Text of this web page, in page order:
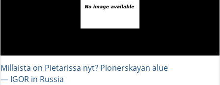
Millaista on Pietarissa nyt? Pionerskayan alue
― IGOR in Russia